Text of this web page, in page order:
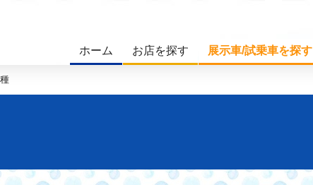
ホーム お店を探す 展示車/試乗車を探す